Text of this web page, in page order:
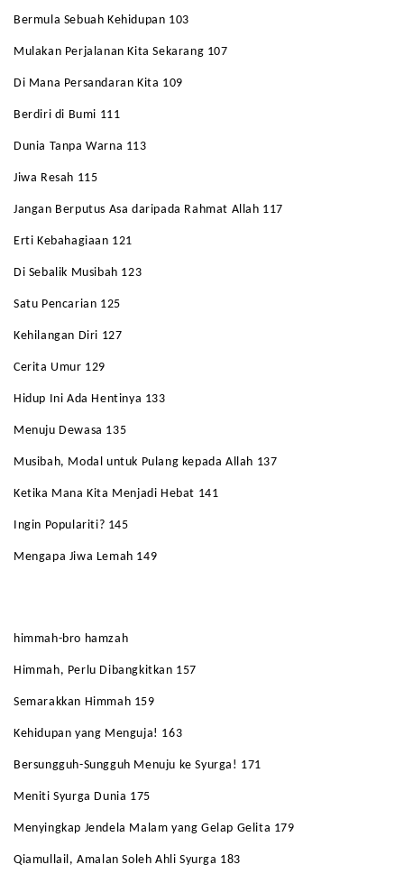
Bermula Sebuah Kehidupan 103
Mulakan Perjalanan Kita Sekarang 107
Di Mana Persandaran Kita 109
Berdiri di Bumi 111
Dunia Tanpa Warna 113
Jiwa Resah 115
Jangan Berputus Asa daripada Rahmat Allah 117
Erti Kebahagiaan 121
Di Sebalik Musibah 123
Satu Pencarian 125
Kehilangan Diri 127
Cerita Umur 129
Hidup Ini Ada Hentinya 133
Menuju Dewasa 135
Musibah, Modal untuk Pulang kepada Allah 137
Ketika Mana Kita Menjadi Hebat 141
Ingin Populariti? 145
Mengapa Jiwa Lemah 149
himmah-bro hamzah
Himmah, Perlu Dibangkitkan 157
Semarakkan Himmah 159
Kehidupan yang Menguja! 163
Bersungguh-Sungguh Menuju ke Syurga! 171
Meniti Syurga Dunia 175
Menyingkap Jendela Malam yang Gelap Gelita 179
Qiamullail, Amalan Soleh Ahli Syurga 183